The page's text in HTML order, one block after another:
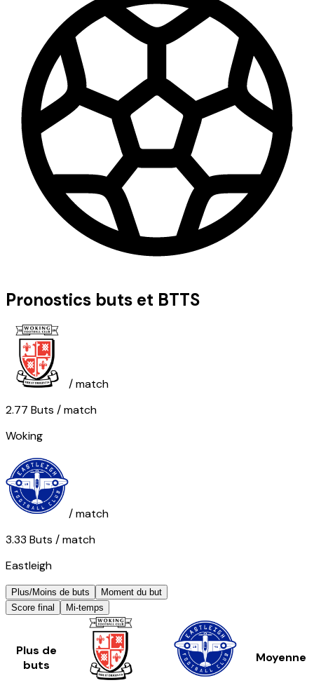
Pronostics buts et BTTS
/ match
2.77 Buts / match
Woking
/ match
3.33 Buts / match
Eastleigh
Plus/Moins de buts
Moment du but
Score final
Mi-temps
Plus de
buts
Moyenne